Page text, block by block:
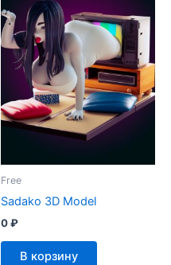
Free
Sadako 3D Model
0₽
В корзину